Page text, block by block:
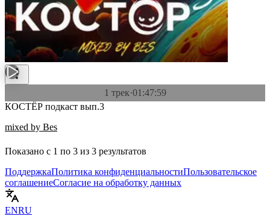
1 трек·01:47:59
КОСТЁР подкаст вып.3
mixed by Bes
Показано с 1 по 3 из 3 результатов
ПоддержкаПолитика конфиденциальностиПользовательское
соглашениеСогласие на обработку данных
ENRU